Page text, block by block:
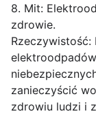
8. Mit:
zdrowie.
zanieczyścić
zdrowiu ludzi i